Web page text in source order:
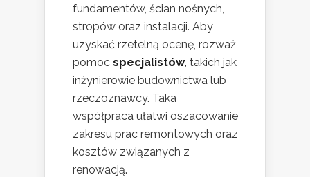
fundamentów, ścian nośnych,
stropów oraz instalacji. Aby
uzyskać rzetelną ocenę, rozważ
pomoc specjalistów, takich jak
inżynierowie budownictwa lub
rzeczoznawcy. Taka
współpraca ułatwi oszacowanie
zakresu prac remontowych oraz
kosztów związanych z
renowacją.